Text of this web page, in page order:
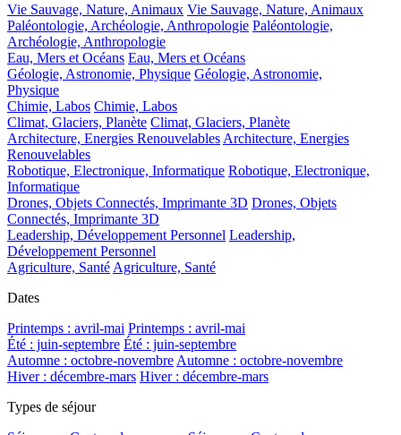
Vie Sauvage, Nature, Animaux Vie Sauvage, Nature, Animaux
Paléontologie, Archéologie, Anthropologie Paléontologie,
Archéologie, Anthropologie
Eau, Mers et Océans Eau, Mers et Océans
Géologie, Astronomie, Physique Géologie, Astronomie,
Physique
Chimie, Labos Chimie, Labos
Climat, Glaciers, Planète Climat, Glaciers, Planète
Architecture, Energies Renouvelables Architecture, Energies
Renouvelables
Robotique, Electronique, Informatique Robotique, Electronique,
Informatique
Drones, Objets Connectés, Imprimante 3D Drones, Objets
Connectés, Imprimante 3D
Leadership, Développement Personnel Leadership,
Développement Personnel
Agriculture, Santé Agriculture, Santé
Dates
Printemps : avril-mai Printemps : avril-mai
Été : juin-septembre Été : juin-septembre
Automne : octobre-novembre Automne : octobre-novembre
Hiver : décembre-mars Hiver : décembre-mars
Types de séjour